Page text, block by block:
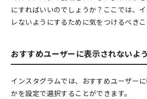
にすればいいのでしょうか？ここでは、
レないようにするために気をつけるべき
おすすめユーザーに表示されないよ
インスタグラムでは、おすすめユーザー
かを設定で選択することができます。